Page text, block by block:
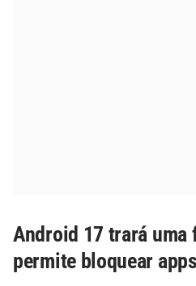
Android 17 trará uma
permite bloquear apps